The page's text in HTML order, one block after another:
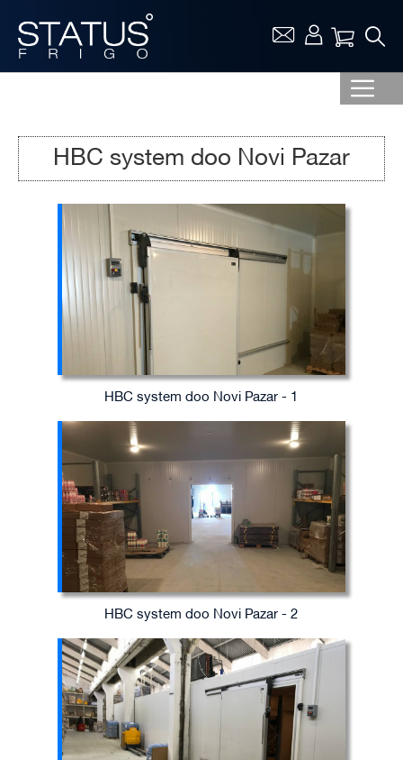
Vaša
HBC system doo Novi Pazar
HBC system doo Novi Pazar - 1
HBC system doo Novi Pazar - 2